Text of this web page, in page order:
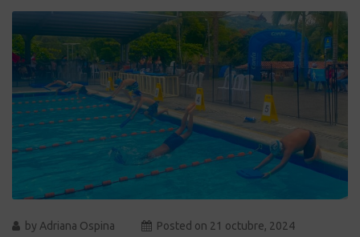
byAdriana Ospina Posted on 21 octubre, 2024